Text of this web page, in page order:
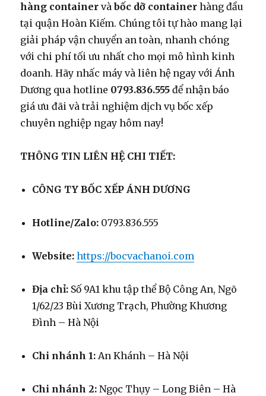
hàng container vàbốc dỡ container hàng đầu
tại quận Hoàn Kiếm. Chúng tôi tự hào mang lại
giải pháp vận chuyển an toàn, nhanh chóng
với chi phí tối ưu nhất cho mọi mô hình kinh
doanh. Hãy nhấc máy và liên hệ ngay với Ánh
Dương qua hotline 0793.836.555 để nhận báo
giá ưu đãi và trải nghiệm dịch vụ bốc xếp
chuyên nghiệp ngay hôm nay!
THÔNG TIN LIÊN HỆ CHI TIẾT:
CÔNG TY BỐC XẾP ÁNH DƯƠNG
Hotline/Zalo: 0793.836.555
Website: https://bocvachanoi.com
Địa chỉ: Số 9A1 khu tập thể Bộ Công An, Ngõ
1/62/23 Bùi Xương Trạch, Phường Khương
Đình – Hà Nội
Chi nhánh 1: An Khánh – Hà Nội
Chi nhánh 2: Ngọc Thụy – Long Biên – Hà